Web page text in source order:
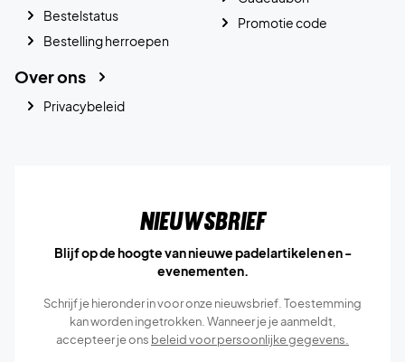
Bestelstatus
Bestelling herroepen
Promotie code
Over ons
Privacybeleid
Nieuwsbrief
Blijf op de hoogte van nieuwe padelartikelen en -
evenementen.
Schrijf je hieronder in voor onze nieuwsbrief. Toestemming
kan worden ingetrokken. Wanneer je je aanmeldt,
accepteer je ons beleid voor persoonlijke gegevens.